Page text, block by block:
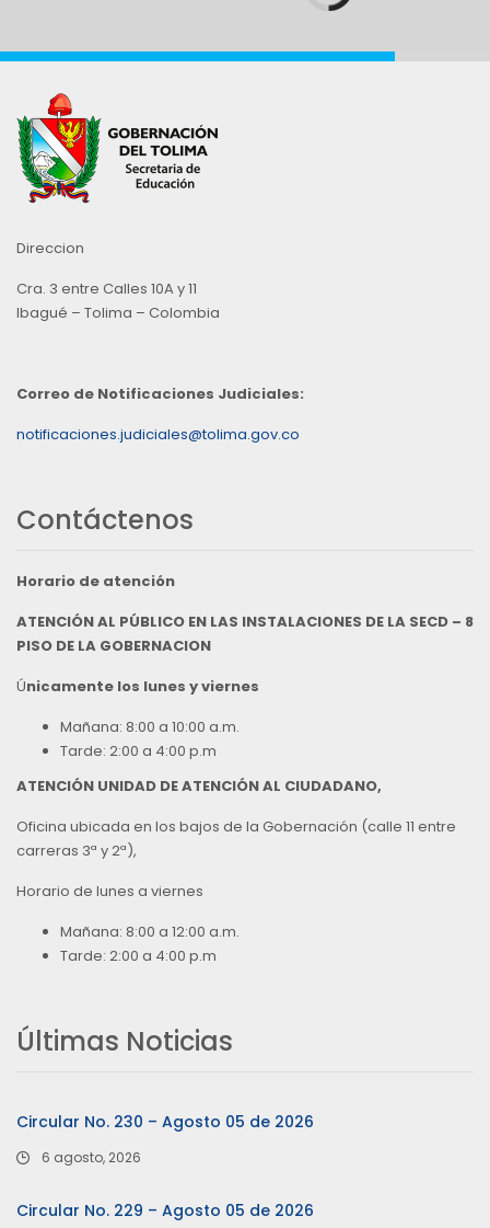
Direccion
Cra. 3 entre Calles 10A y 11
Ibagué – Tolima – Colombia
Correo de Notificaciones Judiciales:
notificaciones.judiciales@tolima.gov.co
Contáctenos
Horario de atención
ATENCIÓN AL PÚBLICO EN LAS INSTALACIONES DE LA SECD – 8
PISO DE LA GOBERNACION
Únicamente los lunes y viernes
Mañana: 8:00 a 10:00 a.m.
Tarde: 2:00 a 4:00 p.m
ATENCIÓN UNIDAD DE ATENCIÓN AL CIUDADANO,
Oficina ubicada en los bajos de la Gobernación (calle 11 entre
carreras 3ª y 2ª),
Horario de lunes a viernes
Mañana: 8:00 a 12:00 a.m.
Tarde: 2:00 a 4:00 p.m
Últimas Noticias
Circular No. 230 – Agosto 05 de 2026
6 agosto, 2026
Circular No. 229 – Agosto 05 de 2026